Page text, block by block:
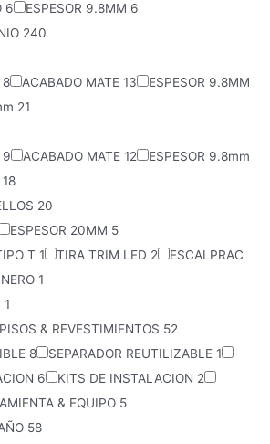
6 ESPESOR 9.8MM 6
240
8 ACABADO MATE 13
ESPESOR 9.8MM
21
9 ACABADO MATE 12
ESPESOR 9.8mm
18
20
ESPESOR 20MM 5
T 1 TIRA TRIM LED 2
ESCALPRAC
1
1
& REVESTIMIENTOS 52
8 SEPARADOR REUTILIZABLE 1
6 KITS DE INSTALACION 2
& EQUIPO 5
58